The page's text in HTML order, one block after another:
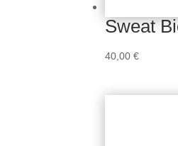
Sweat
40,00€